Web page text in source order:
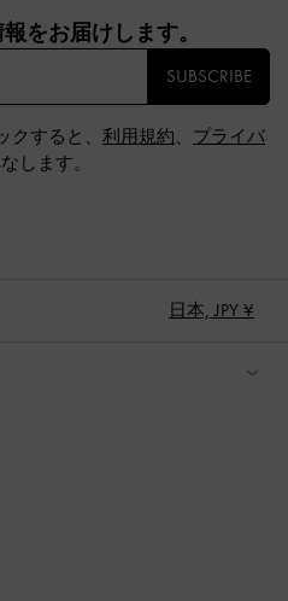
をお届けします。​
SUBSCRIBE
すると、 利用規約、 プライバ
します。
日本, JPY ¥